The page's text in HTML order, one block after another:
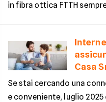
in fibra ottica FTTH
Casa
Se stai cercando una
e conveniente, luglio